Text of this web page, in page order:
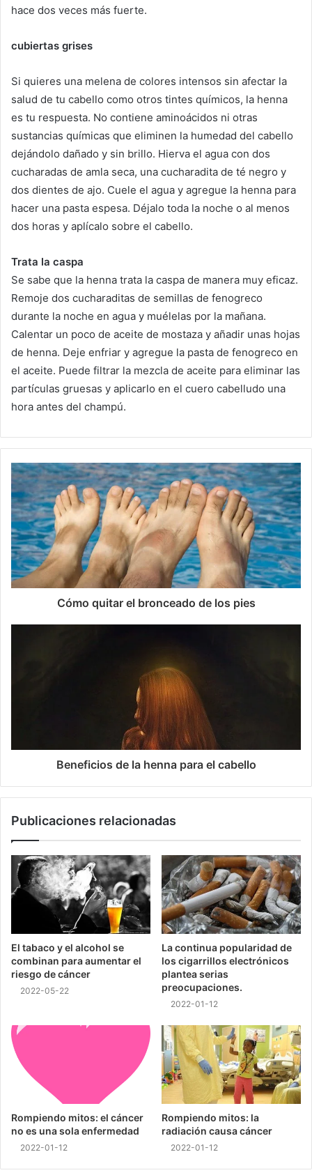
hace dos veces más fuerte.
cubiertas grises
Si quieres una melena de colores intensos sin afectar la
salud de tu cabello como otros tintes químicos, la henna
es tu respuesta. No contiene aminoácidos ni otras
sustancias químicas que eliminen la humedad del cabello
dejándolo dañado y sin brillo. Hierva el agua con dos
cucharadas de amla seca, una cucharadita de té negro y
dos dientes de ajo. Cuele el agua y agregue la henna para
hacer una pasta espesa. Déjalo toda la noche o al menos
dos horas y aplícalo sobre el cabello.
Trata la caspa
Se sabe que la henna trata la caspa de manera muy eficaz.
Remoje dos cucharaditas de semillas de fenogreco
durante la noche en agua y muélelas por la mañana.
Calentar un poco de aceite de mostaza y añadir unas hojas
de henna. Deje enfriar y agregue la pasta de fenogreco en
el aceite. Puede filtrar la mezcla de aceite para eliminar las
partículas gruesas y aplicarlo en el cuero cabelludo una
hora antes del champú.
Cómo quitar el bronceado de los pies
Beneficios de la henna para el cabello
Publicaciones relacionadas
El tabaco y el alcohol se
combinan para aumentar el
riesgo de cáncer
2022-05-22
La continua popularidad de
los cigarrillos electrónicos
plantea serias
preocupaciones.
2022-01-12
Rompiendo mitos: el cáncer
no es una sola enfermedad
2022-01-12
Rompiendo mitos: la
radiación causa cáncer
2022-01-12